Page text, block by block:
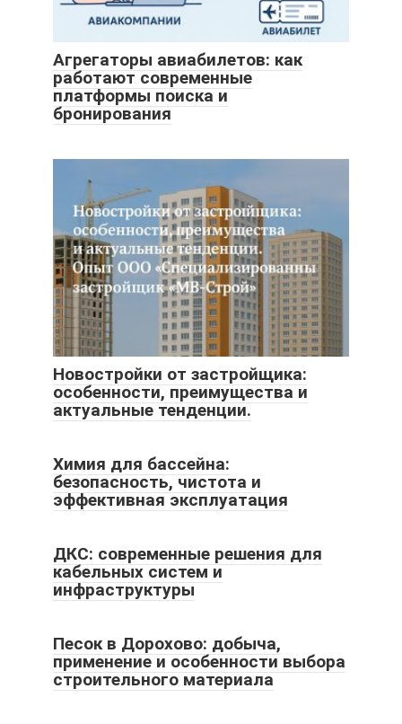
Агрегаторы авиабилетов: как
работают современные
платформы поиска и
бронирования
Новостройки от застройщика:
особенности, преимущества и
актуальные тенденции.
Химия для бассейна:
безопасность, чистота и
эффективная эксплуатация
ДКС: современные решения для
кабельных систем и
инфраструктуры
Песок в Дорохово: добыча,
применение и особенности выбора
строительного материала